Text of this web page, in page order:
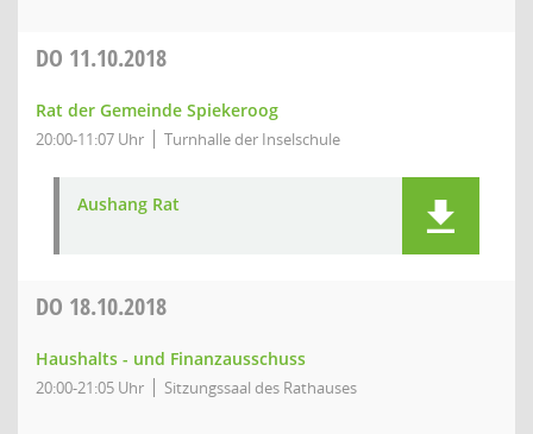
DO 11.10.2018
Rat der Gemeinde Spiekeroog
20:00-11:07 Uhr Turnhalle der Inselschule
Aushang Rat
DO 18.10.2018
Haushalts - und Finanzausschuss
20:00-21:05 Uhr Sitzungssaal des Rathauses